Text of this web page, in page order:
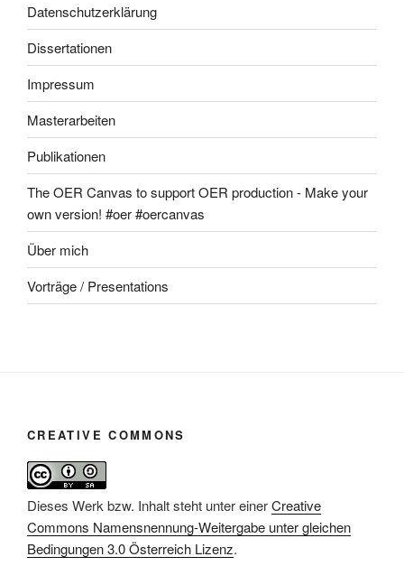
Datenschutzerklärung
Dissertationen
Impressum
Masterarbeiten
Publikationen
The OER Canvas to support OER production - Make your
own version! #oer #oercanvas
Über mich
Vorträge / Presentations
CREATIVE COMMONS
Dieses Werk bzw. Inhalt steht unter einerCreative
Commons Namensnennung-Weitergabe unter gleichen
Bedingungen 3.0 Österreich Lizenz.